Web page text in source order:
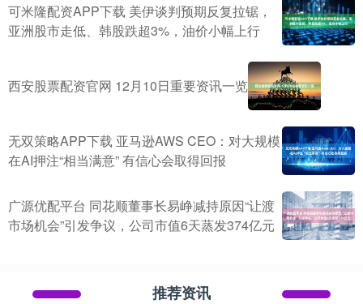
可米隆配资APP下载 美伊谈判预期反复拉锯，
亚洲股市走低、韩股跌超3%，油价小幅上行
西安股票配资官网 12月10日重要资讯一览
无双策略APP下载 亚马逊AWS CEO：对大规模
在AI押注“相当满意” 有信心会取得回报
广源优配平台 同花顺董事长易峥减持原因“让渡
市场机会”引发争议，公司市值6天蒸发374亿元
推荐资讯